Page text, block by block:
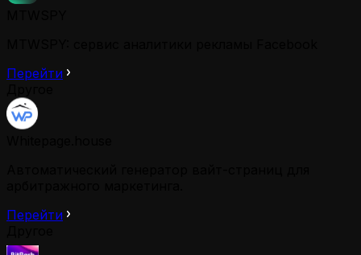
Перейти
Перейти